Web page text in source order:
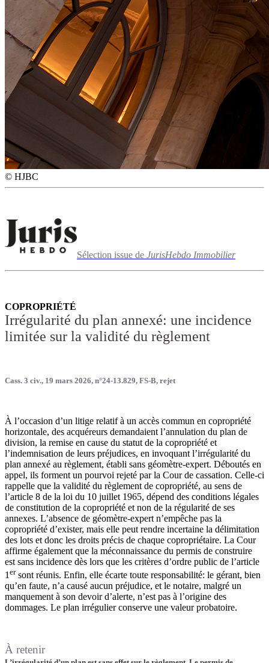
© HJBC
Sélection issue de JurisHebdo Immobilier
COPROPRIÉTÉ
Irrégularité du plan annexé: une incidence
limitée sur la validité du règlement
Cass. 3 civ., 19 mars 2026, n°24-13.829, FS-B, rejet
À l’occasion d’un litige relatif à un accès commun en copropriété
horizontale, des acquéreurs demandaient l’annulation du plan de
division, la remise en cause du statut de la copropriété et
l’indemnisation de leurs préjudices, en invoquant l’irrégularité du
plan annexé au règlement, établi sans géomètre-expert. Déboutés en
appel, ils forment un pourvoi rejeté par la Cour de cassation. Celle-ci
rappelle que la validité du règlement de copropriété, au sens de
l’article 8 de la loi du 10 juillet 1965, dépend des conditions légales
de constitution de la copropriété et non de la régularité de ses
annexes. L’absence de géomètre-expert n’empêche pas la
copropriété d’exister, mais elle peut rendre incertaine la délimitation
des lots et donc les droits précis de chaque copropriétaire. La Cour
affirme également que la méconnaissance du permis de construire
est sans incidence dès lors que les critères d’ordre public de l’article
1 ersont réunis. Enfin, elle écarte toute responsabilité: le gérant, bien
qu’en faute, n’a causé aucun préjudice, et le notaire, malgré un
manquement à son devoir d’alerte, n’est pas à l’origine des
dommages. Le plan irrégulier conserve une valeur probatoire.
À retenir